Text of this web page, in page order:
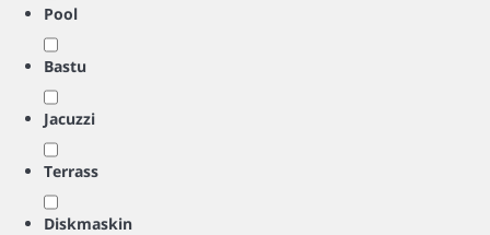
Pool
Bastu
Jacuzzi
Terrass
Diskmaskin